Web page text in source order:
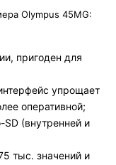
Olympus 45MG:
пригоден для
упрощает
оперативной;
(внутренней и
тыс. значений и